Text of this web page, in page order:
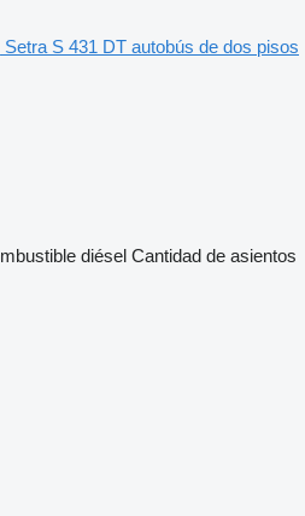
Setra S 431 DT autobús de dos pisos
diésel Cantidad de asientos